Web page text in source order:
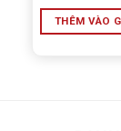
THÊM VÀO